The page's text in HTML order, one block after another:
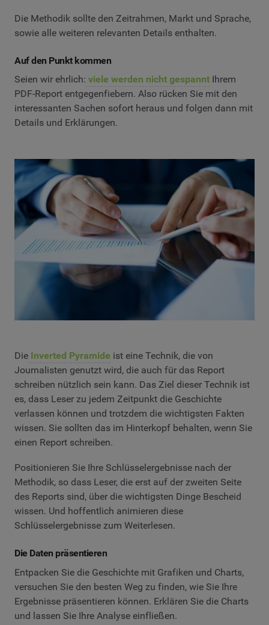
Die Methodik sollte den Zeitrahmen, Markt und Sprache,
sowie alle weiteren relevanten Details enthalten.
Auf den Punkt kommen
Seien wir ehrlich: viele werden nicht gespannt Ihrem
PDF-Report entgegenfiebern. Also rücken Sie mit den
interessanten Sachen sofort heraus und folgen dann mit
Details und Erklärungen.
Die Inverted Pyramide ist eine Technik, die von
Journalisten genutzt wird, die auch für das Report
schreiben nützlich sein kann. Das Ziel dieser Technik ist
es, dass Leser zu jedem Zeitpunkt die Geschichte
verlassen können und trotzdem die wichtigsten Fakten
wissen. Sie sollten das im Hinterkopf behalten, wenn Sie
einen Report schreiben.
Positionieren Sie Ihre Schlüsselergebnisse nach der
Methodik, so dass Leser, die erst auf der zweiten Seite
des Reports sind, über die wichtigsten Dinge Bescheid
wissen. Und hoffentlich animieren diese
Schlüsselergebnisse zum Weiterlesen.
Die Daten präsentieren
Entpacken Sie die Geschichte mit Grafiken und Charts,
versuchen Sie den besten Weg zu finden, wie Sie Ihre
Ergebnisse präsentieren können. Erklären Sie die Charts
und lassen Sie Ihre Analyse einfließen.